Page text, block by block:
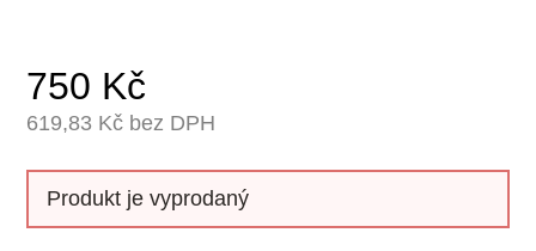
750 Kč
619,83 Kč bez DPH
Produkt je vyprodaný